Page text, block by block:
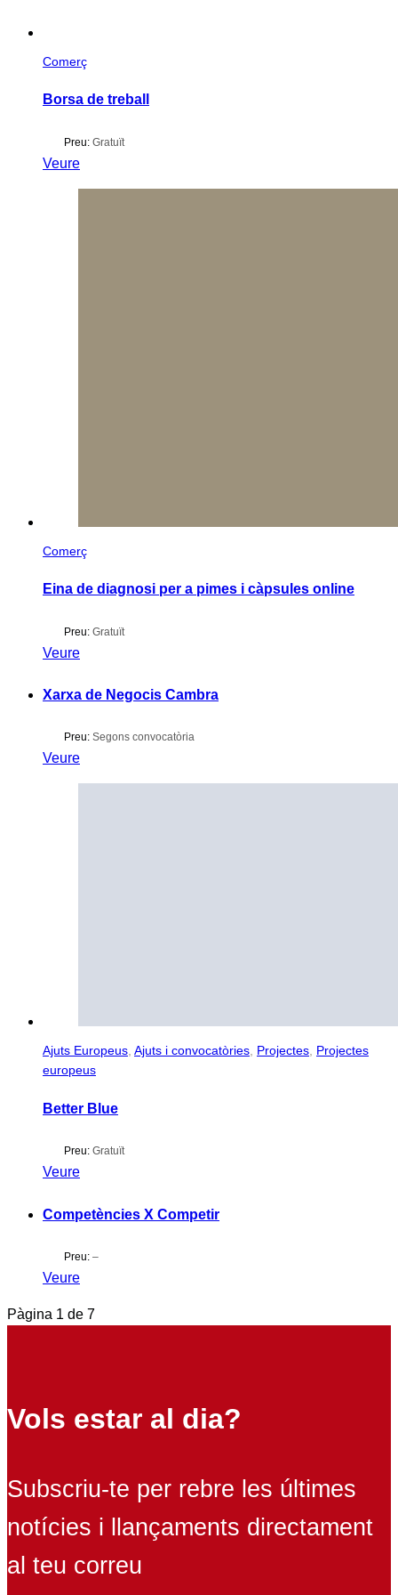
Comerç
Borsa de treball
Preu: Gratuït
Veure
Comerç
Eina de diagnosi per a pimes i càpsules online
Preu: Gratuït
Veure
Xarxa de Negocis Cambra
Preu: Segons convocatòria
Veure
Ajuts Europeus, Ajuts i convocatòries, Projectes, Projectes
europeus
Better Blue
Preu: Gratuït
Veure
Competències X Competir
Preu: –
Veure
Pàgina 1 de 7
Vols estar al dia?
Subscriu-te per rebre les últimes
notícies i llançaments directament
al teu correu